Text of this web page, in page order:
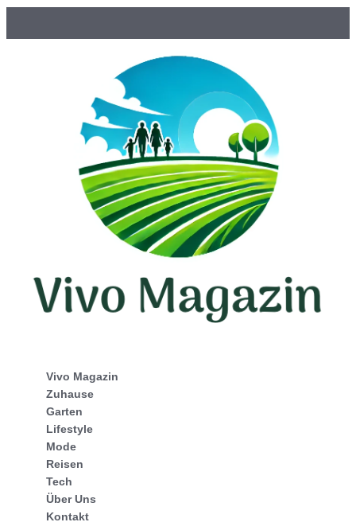
Vivo Magazin
Zuhause
Garten
Lifestyle
Mode
Reisen
Tech
Über Uns
Kontakt